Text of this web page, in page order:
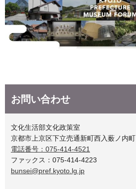
お問い合わせ
文化生活部文化政策室
京都市上京区下立売通新町西入薮ノ内町
電話番号：075-414-4521
ファックス：075-414-4223
bunsei@pref.kyoto.lg.jp